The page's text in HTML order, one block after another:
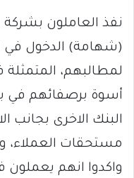
نفذ العاملون بشركة
(شهامة) الدخول في
لمطالبهم،
أسوة برصفائهم في
البنك الاخرى بجانب
مستحقات العملاء،
واكدوا انهم